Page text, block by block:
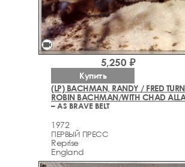
videocam
(LP) BACHMAN, RANDY / FRED
ROBIN BACHMAN/WITH CHAD
– AS BRAVE BELT
1972
ПЕРВЫЙ ПРЕСС
Reprise
England
5,250 ₽
Купить